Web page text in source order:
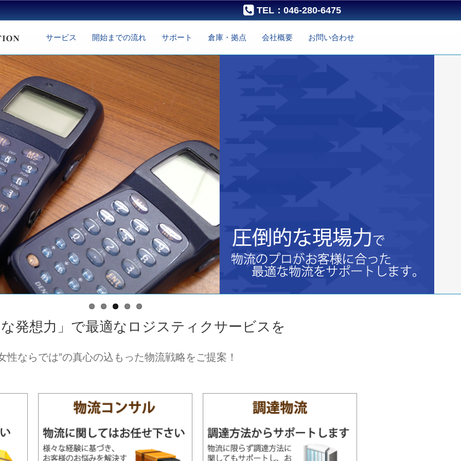
サービス 開始までの流れ サポート 倉庫・拠点 会社概要 お問い合わせ
TEL：046-280-6475
発想力」で最適なロジスティクサービスを
性ならでは”の真心の込もった物流戦略をご提案！